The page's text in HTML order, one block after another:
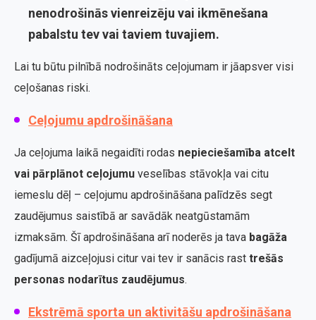
nenodrošinās vienreizēju vai ikmēnešana
pabalstu tev vai taviem tuvajiem.
Lai tu būtu pilnībā nodrošināts ceļojumam ir jāapsver visi
ceļošanas riski.
Ceļojumu apdrošināšana
Ja ceļojuma laikā negaidīti rodas nepieciešamība atcelt
vai pārplānot ceļojumu veselības stāvokļa vai citu
iemeslu dēļ – ceļojumu apdrošināšana palīdzēs segt
zaudējumus saistībā ar savādāk neatgūstamām
izmaksām. Šī apdrošināšana arī noderēs ja tava bagāža
gadījumā aizceļojusi citur vai tev ir sanācis rast trešās
personas nodarītus zaudējumus.
Ekstrēmā sporta un aktivitāšu apdrošināšana